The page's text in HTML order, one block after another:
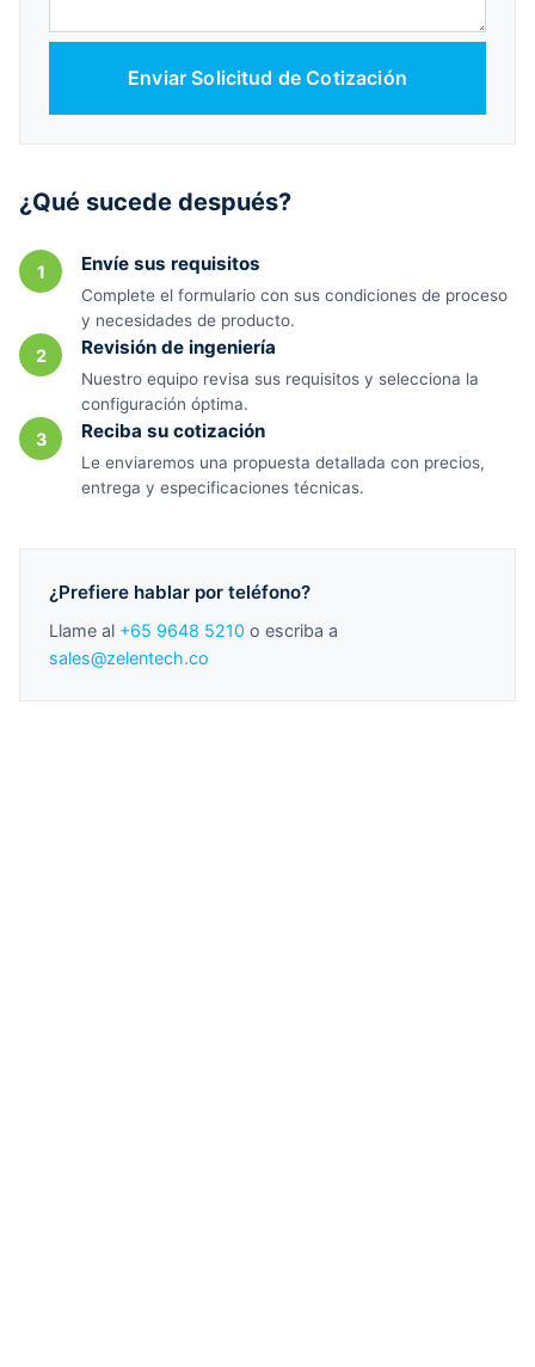
¿Qué sucede después?
1 Envíe sus requisitos
Complete el formulario con sus condiciones de proceso
y necesidades de producto.
2 Revisión de ingeniería
Nuestro equipo revisa sus requisitos y selecciona la
configuración óptima.
3 Reciba su cotización
Le enviaremos una propuesta detallada con precios,
entrega y especificaciones técnicas.
¿Prefiere hablar por teléfono?
Llame al +65 9648 5210 o escriba a
sales@zelentech.co
Enviar Solicitud de Cotización